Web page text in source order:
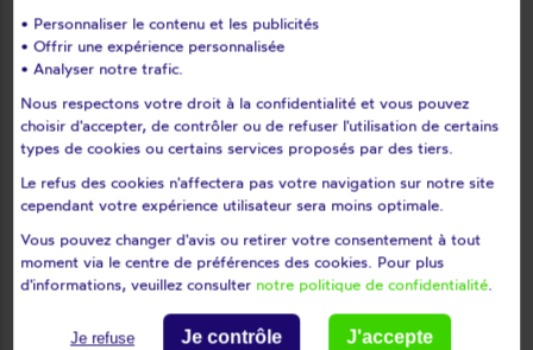
Missillac
Moisdon-la-rivière
Monnières
Montoir-de-bretagne
Mouais
Mouzeil
Mouzillon
Nantes
Nort-sur-erdre
Notre-dame-des-landes
Noyal-sur-brutz
Nozay
Orvault
Oudon
Paimboeuf
Pannecé
Petit-mars
Pierric
• Personnaliser le contenu et les publicités
• Offrir une expérience personnalisée
• Analyser notre trafic.
Nous respectons votre droit à la confidentialité et vous pouvez
choisir d'accepter, de contrôler ou de refuser l'utilisation de certains
types de cookies ou certains services proposés par des tiers.
Le refus des cookies n'affectera pas votre navigation sur notre site
cependant votre expérience utilisateur sera moins optimale.
Vous pouvez changer d'avis ou retirer votre consentement à tout
moment via le centre de préférences des cookies. Pour plus
d'informations, veuillez consulter notre politique de confidentialité.
Je refuse Je contrôle J'accepte